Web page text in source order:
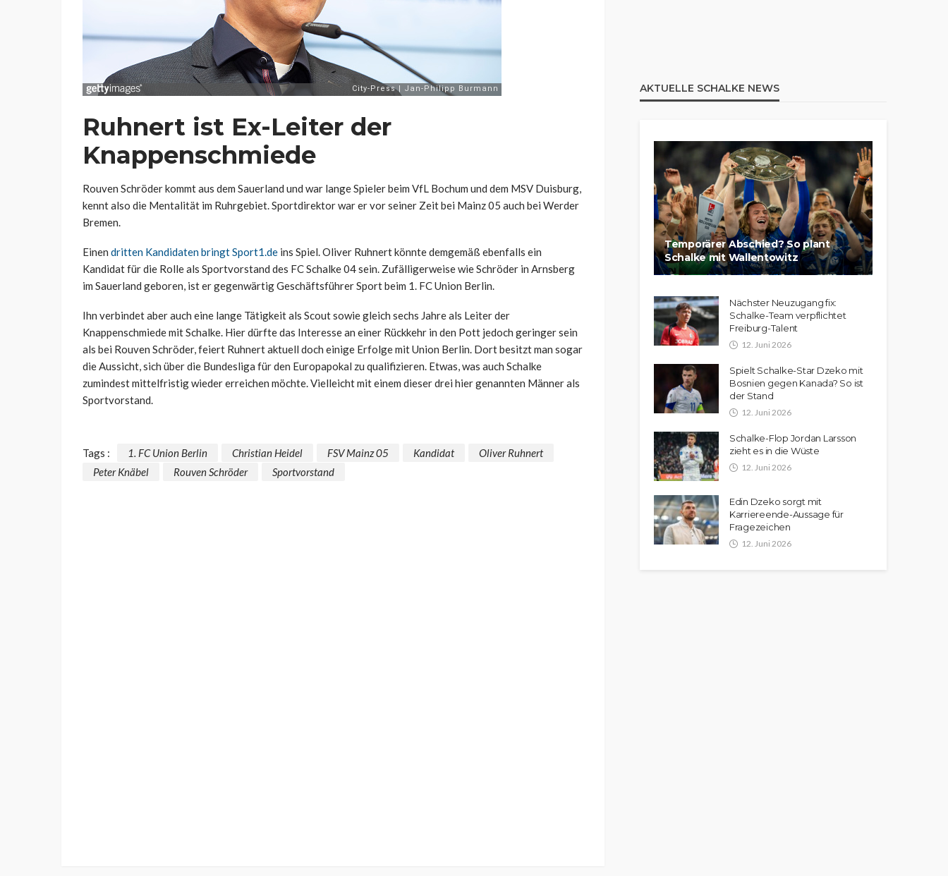
Ruhnert ist Ex-Leiter der
Knappenschmiede
Rouven Schröder kommt aus dem Sauerland und war lange Spieler beim VfL Bochum und dem MSV Duisburg,
kennt also die Mentalität im Ruhrgebiet. Sportdirektor war er vor seiner Zeit bei Mainz 05 auch bei Werder
Bremen.
Einen dritten Kandidaten bringt Sport1.de ins Spiel. Oliver Ruhnert könnte demgemäß ebenfalls ein
Kandidat für die Rolle als Sportvorstand des FC Schalke 04 sein. Zufälligerweise wie Schröder in Arnsberg
im Sauerland geboren, ist er gegenwärtig Geschäftsführer Sport beim 1. FC Union Berlin.
Ihn verbindet aber auch eine lange Tätigkeit als Scout sowie gleich sechs Jahre als Leiter der
Knappenschmiede mit Schalke. Hier dürfte das Interesse an einer Rückkehr in den Pott jedoch geringer sein
als bei Rouven Schröder, feiert Ruhnert aktuell doch einige Erfolge mit Union Berlin. Dort besitzt man sogar
die Aussicht, sich über die Bundesliga für den Europapokal zu qualifizieren. Etwas, was auch Schalke
zumindest mittelfristig wieder erreichen möchte. Vielleicht mit einem dieser drei hier genannten Männer als
Sportvorstand.
Tags : 1. FC Union Berlin Christian Heidel FSV Mainz 05 Kandidat
Oliver Ruhnert
Peter Knäbel
Rouven Schröder Sportvorstand
AKTUELLE SCHALKE NEWS
Temporärer Abschied? So plant
Schalke mit Wallentowitz
Nächster Neuzugang fix:
Schalke-Team verpflichtet
Freiburg-Talent
12. Juni 2026
Spielt Schalke-Star Dzeko mit
Bosnien gegen Kanada? So ist
der Stand
12. Juni 2026
Schalke-Flop Jordan Larsson
zieht es in die Wüste
12. Juni 2026
Edin Dzeko sorgt mit
Karriereende-Aussage für
Fragezeichen
12. Juni 2026